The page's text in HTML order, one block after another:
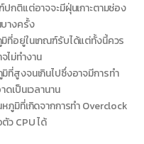
กติแต่อาจจะมีฝุ่นเกาะตามช่อง
างครั้ง
ที่อยู่ในเกณฑ์รับได้แต่ทั้งนี้ควร
ม่ทำงาน
สูงจนเกินไปซึ่งอาจมีการทำ
เป็นเวลานาน
ภูมิที่เกิดจากการทำ Overclock
ว CPU ได้